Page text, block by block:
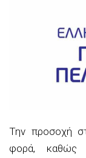
Την προσοχή
φορά, καθώς